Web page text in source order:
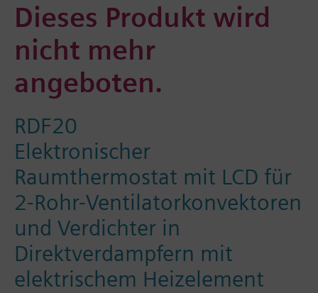
Dieses Produkt wird
nicht mehr
angeboten.
RDF20
Elektronischer
Raumthermostat mit LCD für
2-Rohr-Ventilatorkonvektoren
und Verdichter in
Direktverdampfern mit
elektrischem Heizelement